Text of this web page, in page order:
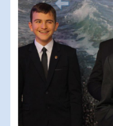
Предыдущий